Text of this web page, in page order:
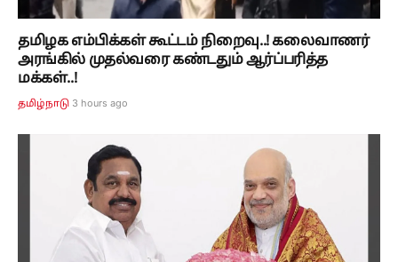
தமிழக எம்பிக்கள் கூட்டம் நிறைவு..! கலைவாணர்
அரங்கில் முதல்வரை கண்டதும் ஆர்ப்பரித்த
மக்கள்..!
தமிழ்நாடு 3 hours ago